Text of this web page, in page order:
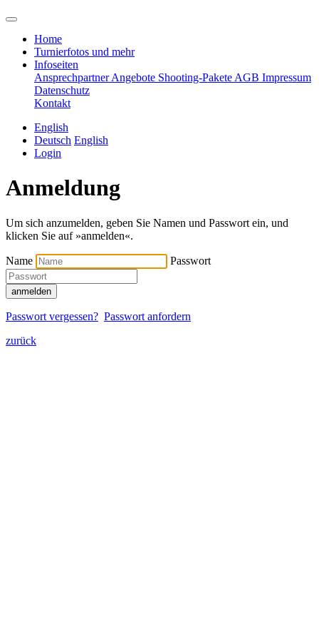
Home
Turnierfotos und mehr
Infoseiten
AnsprechpartnerAngebote Shooting-Pakete AGB Impressum
Datenschutz
Kontakt
English
Deutsch English
Login
Anmeldung
Um sich anzumelden, geben Sie Namen und Passwort ein, und
klicken Sie auf »anmelden«.
Name Passwort
anmelden
Passwort vergessen? Passwort anfordern
zurück